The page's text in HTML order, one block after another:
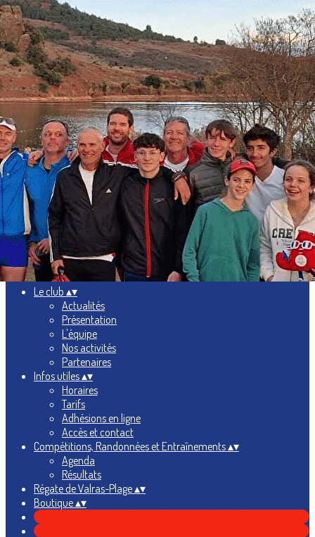
Exporter les lignes sélectionnées
Exporter toutes les colonnes
Exporter uniquement les colonnes affichées
Menu
<
>
Actualités
Présentation
L'équipe
Nos activités
Partenaires
Ajoutez un logo, un bouton, des réseaux sociaux
Cliquez pour éditer
Le club ▴▾
Actualités
Présentation
L'équipe
Nos activités
Partenaires
Infos utiles▴▾
Horaires
Tarifs
Adhésions en ligne
Accès et contact
Compétitions, Randonnées et Entraînements▴▾
Agenda
Résultats
Régate de Valras-Plage▴▾
Boutique▴▾